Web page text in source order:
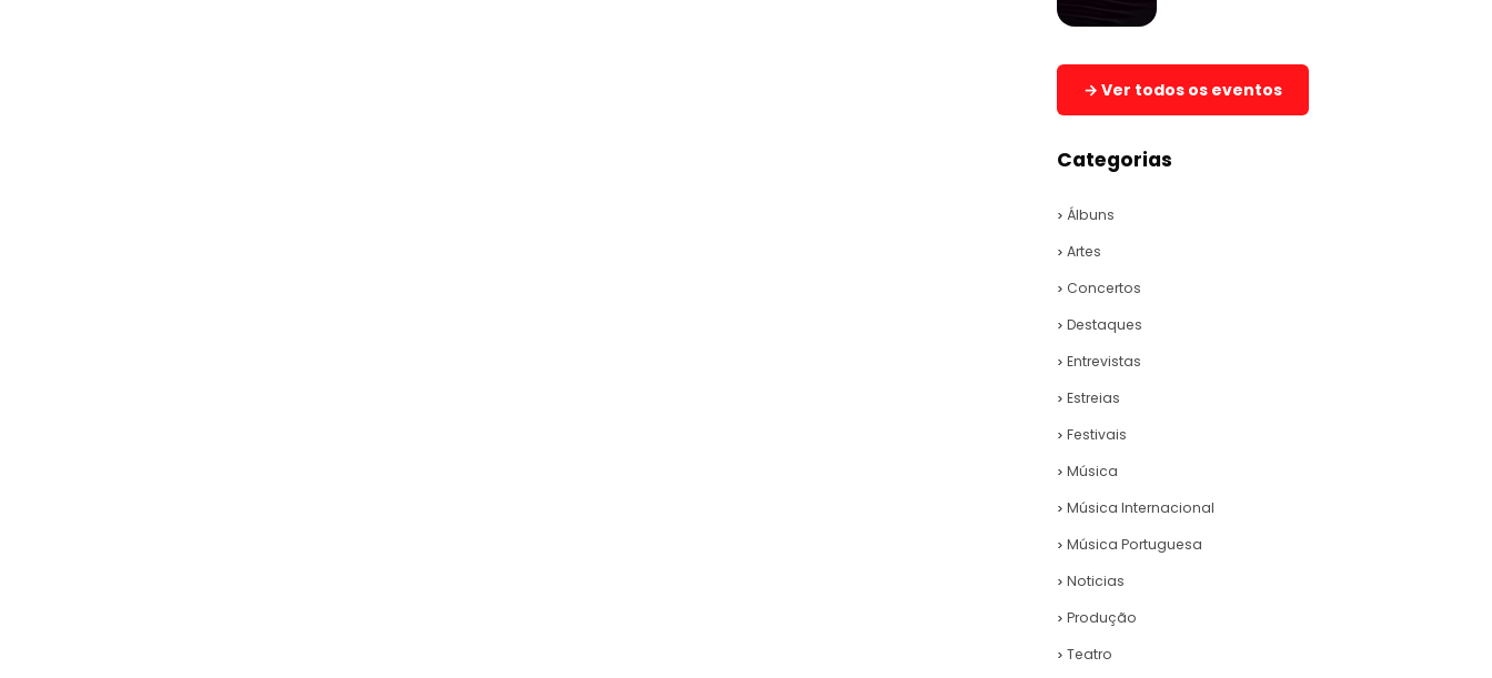
→ Ver todos os eventos
Categorias
Álbuns
Artes
Concertos
Destaques
Entrevistas
Estreias
Festivais
Música
Música Internacional
Música Portuguesa
Noticias
Produção
Teatro